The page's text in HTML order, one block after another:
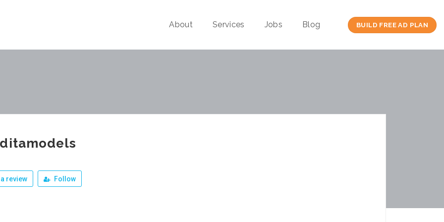
About Services Jobs Blog BUILD FREE AD PLAN
review Follow